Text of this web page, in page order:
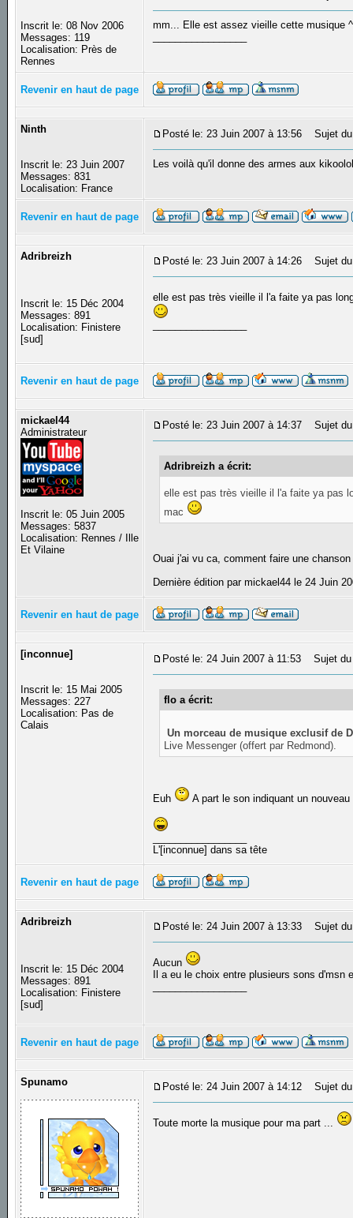
Inscrit le: 08 Nov 2006
Messages: 119
Localisation: Près de
Rennes
mm... Elle est assez vieille cette musique
Revenir en haut de page
Ninth
Inscrit le: 23 Juin 2007
Messages: 831
Localisation: France
Posté le: 23 Juin 2007 à 13:56 Sujet
Les voilà qu'il donne des armes aux
Revenir en haut de page
Adribreizh
Inscrit le: 15 Déc 2004
Messages: 891
Localisation: Finistere
[sud]
Posté le: 23 Juin 2007 à 14:26 Sujet
elle est pas très vieille il l'a faite ya pas
Revenir en haut de page
mickael44
Administrateur
Inscrit le: 05 Juin 2005
Messages: 5837
Localisation: Rennes / Ille
Et Vilaine
Posté le: 23 Juin 2007 à 14:37 Sujet
Adribreizh a écrit:
elle est pas très vieille il l'a faite ya pas
mac
Ouai j'ai vu ca, comment faire une
Dernière édition par mickael44 le 24 Juin
Revenir en haut de page
[inconnue]
Inscrit le: 15 Mai 2005
Messages: 227
Localisation: Pas de
Calais
Posté le: 24 Juin 2007 à 11:53 Sujet du
flo a écrit:
Un morceau de musique exclusif de
Live Messenger (offert par Redmond).
Euh A part le son indiquant un
L'[inconnue] dans sa tête
Revenir en haut de page
Adribreizh
Inscrit le: 15 Déc 2004
Messages: 891
Localisation: Finistere
[sud]
Posté le: 24 Juin 2007 à 13:33 Sujet
Aucun
Il a eu le choix entre plusieurs sons d'msn
Revenir en haut de page
Spunamo Posté le: 24 Juin 2007 à 14:12 Sujet
Toute morte la musique pour ma part ...